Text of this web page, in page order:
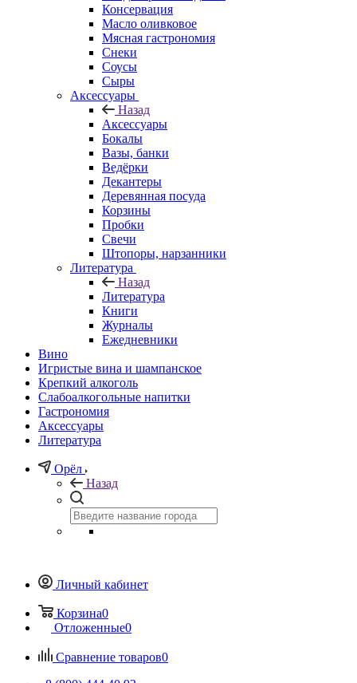
Консервация
Масло оливковое
Мясная гастрономия
Снеки
Соусы
Сыры
Аксессуары
Назад
Аксессуары
Бокалы
Вазы, банки
Ведёрки
Декантеры
Деревянная посуда
Корзины
Пробки
Свечи
Штопоры, нарзанники
Литература
Назад
Литература
Книги
Журналы
Ежедневники
Вино
Игристые вина и шампанское
Крепкий алкоголь
Слабоалкогольные напитки
Гастрономия
Аксессуары
Литература
Орёл
Назад
Личный кабинет
Корзина0
Отложенные0
Сравнение товаров0